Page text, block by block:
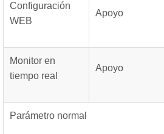
Configuración
WEB
Apoyo
Monitor en
tiempo real
Apoyo
Parámetro normal